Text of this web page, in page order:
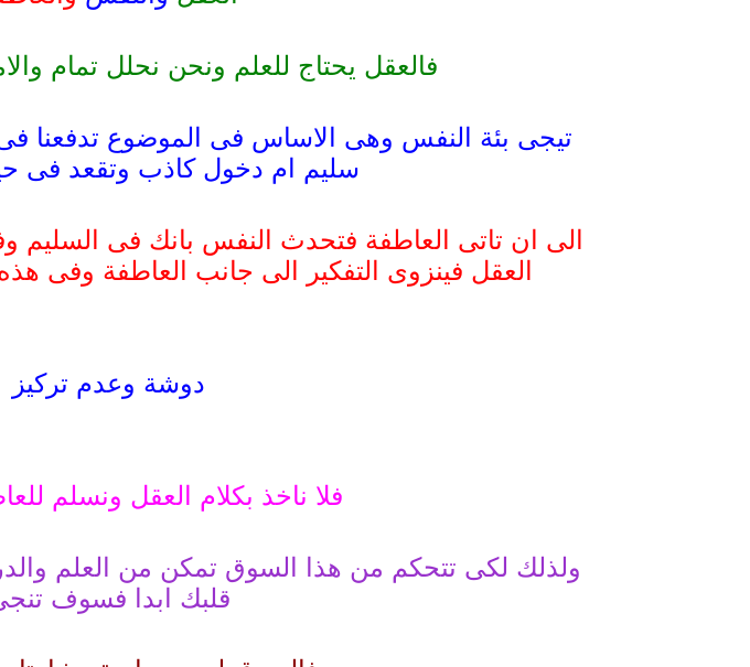
فالعقل يحتاج للعلم ونحن نحلل تمام
تيجى بئة النفس وهى الاساس فى الموضوع تدفعنا
سليم ام دخول كاذب وتقعد فى
الى ان تاتى العاطفة فتحدث النفس بانك فى
العقل فينزوى التفكير الى جانب العاطفة وفى
دوشة وعدم تركيز
فلا ناخذ بكلام العقل ونسلم
ولذلك لكى تتحكم من هذا السوق تمكن من العلم
قلبك ابدا فسوف